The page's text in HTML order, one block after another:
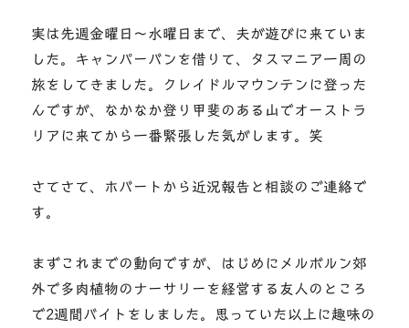
実は先週金曜日～水曜日まで、夫が遊びに来ていま
した。キャンパーバンを借りて、タスマニア一周の
旅をしてきました。クレイドルマウンテンに登った
んですが、なかなか登り甲斐のある山でオーストラ
リアに来てから一番緊張した気がします。笑
さてさて、ホバートから近況報告と相談のご連絡で
す。
まずこれまでの動向ですが、はじめにメルボルン郊
外で多肉植物のナーサリーを経営する友人のところ
で2週間バイトをしました。思っていた以上に趣味の